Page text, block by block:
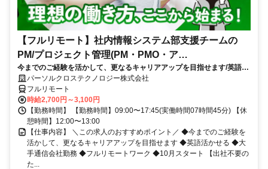
【フルリモート】社内情報システム部支援チームの
PM/プロジェクト管理(PM・PMO・ア
シ)_N260774362
今までのご経験を活かして、更なるキャリアアップを目指せます/英語活
かせる/大手通信会社勤務/フルリモートワーク/10月スタート
パーソルクロステクノロジー株式会社
フルリモート
時給2,700円～3,100円
【勤務時間】 【勤務時間】09:00〜17:45(実働時間07時間45分) 【休
憩時間】12:00〜13:00
【仕事内容】 ＼この求人のおすすめポイント／ ◆今までのご経験を
活かして、更なるキャリアアップを目指せます ◆英語活かせる ◆大
手通信会社勤務 ◆フルリモートワーク ◆10月スタート 【出社不要の
た...